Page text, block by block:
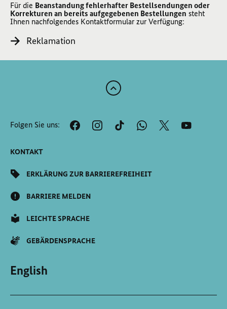
Für die Beanstandung fehlerhafter Bestellsendungen oder
Korrekturen an bereits aufgegebenen Bestellungen steht
Ihnen nachfolgendes Kontaktformular zur Verfügung:
Reklamation
Zum
der
Seite
Folgen Sie uns:
KONTAKT
ERKLÄRUNG ZUR BARRIEREFREIHEIT
BARRIERE MELDEN
LEICHTE SPRACHE
GEBÄRDENSPRACHE
English